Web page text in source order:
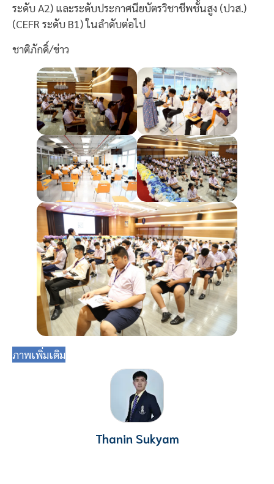
ระดับ A2) และระดับประกาศนียบัตรวิชาชีพชั้นสูง (ปวส.)
(CEFR ระดับ B1) ในลำดับต่อไป
ชาติภักดิ์/ข่าว
ภาพเพิ่มเติม
Thanin Sukyam